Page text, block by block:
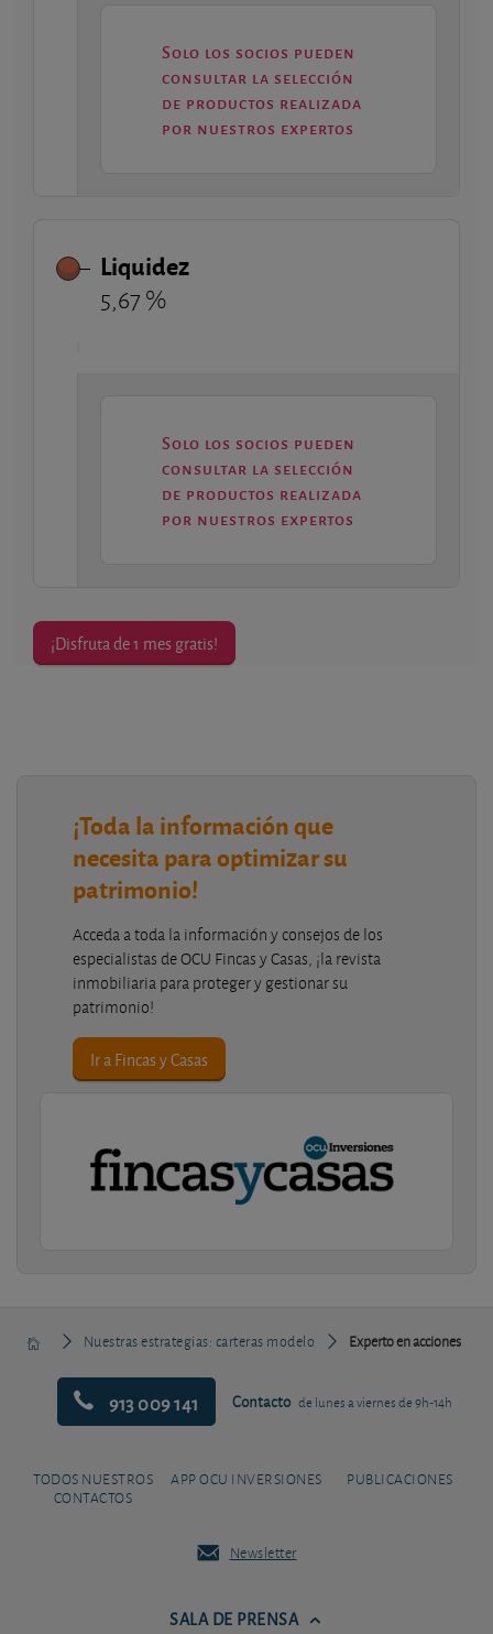
Solo los socios pueden
consultar la selección
de productos realizada
por nuestros expertos
Liquidez
5,67 %
Solo los socios pueden
consultar la selección
de productos realizada
por nuestros expertos
¡Disfruta de 1 mes gratis!
¡Toda la información que
necesita para optimizar su
patrimonio!
Acceda a toda la información y consejos de los
especialistas de OCU Fincas y Casas, ¡la revista
inmobiliaria para proteger y gestionar su
patrimonio!
Ir a Fincas y Casas
Nuestras estrategias: carteras modelo Experto en acciones
913 009 141 Contacto de lunes a viernes de 9h-14h
TODOS NUESTROS
CONTACTOS
APP OCU INVERSIONES PUBLICACIONES
Newsletter
SALA DE PRENSA